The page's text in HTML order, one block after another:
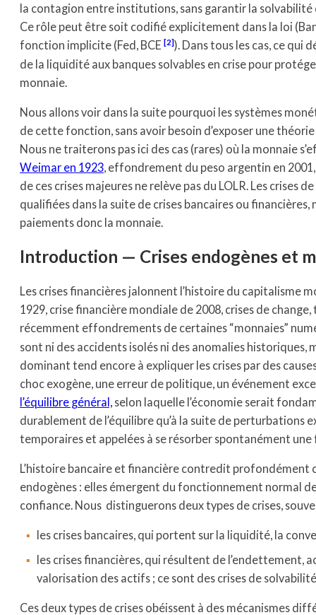
la contagion entre institutions, sans garantir la
Ce rôle peut être soit codifié explicitement dans la loi
fonction implicite (Fed, BCE
2 ). Dans tous les cas, ce qui
de la liquidité aux banques solvables en crise pour
monnaie.
Nous allons voir dans la suite pourquoi les systèmes
de cette fonction, sans avoir besoin d’exposer une
Nous ne traiterons pas ici des cas (rares) où la monnaie
Weimar en 1923, effondrement du peso argentin en
de ces crises majeures ne relève pas du LOLR. Les crises
qualifiées dans la suite de crises bancaires ou
paiements donc la monnaie.
Introduction — Crises endogènes et
Les crises financières jalonnent l’histoire du capitalisme
1929, crise financière mondiale de 2008, crises de
récemment effondrements de certaines “monnaies”
sont ni des accidents isolés ni des anomalies
dominant tend encore à expliquer les crises par des
choc exogène, une erreur de politique, un événement
l’équilibre général, selon laquelle l’économie serait
durablement de l’équilibre qu’à la suite de perturbations
temporaires et appelées à se résorber spontanément une
L’histoire bancaire et financière contredit profondément
endogènes : elles émergent du fonctionnement normal
confiance. Nous distinguerons deux types de crises,
les crises bancaires, qui portent sur la liquidité, la
les crises financières, qui résultent de l’endettement,
valorisation des actifs ; ce sont des crises de
Ces deux types de crises obéissent à des mécanismes